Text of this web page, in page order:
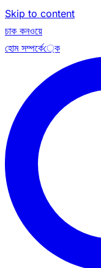
Skip to content
চাক কনওয়ে
হোম সম্পর্কে